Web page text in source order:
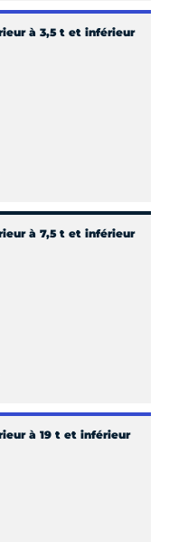
à 3,5 t et inférieur
à 7,5 t et inférieur
à 19 t et inférieur